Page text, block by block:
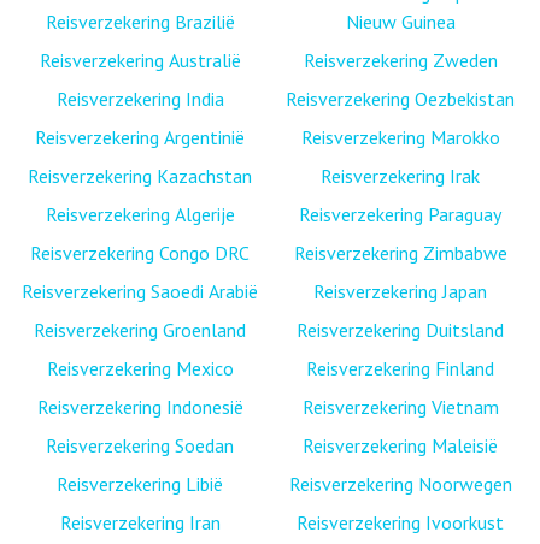
Reisverzekering Brazilië
Reisverzekering Australië
Reisverzekering India
Reisverzekering Argentinië
Reisverzekering Kazachstan
Reisverzekering Algerije
Reisverzekering Congo DRC
Reisverzekering Saoedi Arabië
Reisverzekering Groenland
Reisverzekering Mexico
Reisverzekering Indonesië
Reisverzekering Soedan
Reisverzekering Libië
Reisverzekering Iran
Nieuw Guinea
Reisverzekering Zweden
Reisverzekering Oezbekistan
Reisverzekering Marokko
Reisverzekering Irak
Reisverzekering Paraguay
Reisverzekering Zimbabwe
Reisverzekering Japan
Reisverzekering Duitsland
Reisverzekering Finland
Reisverzekering Vietnam
Reisverzekering Maleisië
Reisverzekering Noorwegen
Reisverzekering Ivoorkust